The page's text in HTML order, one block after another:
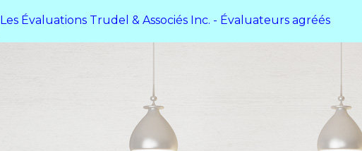
Les Évaluations Trudel & Associés Inc. - Évaluateurs agréés